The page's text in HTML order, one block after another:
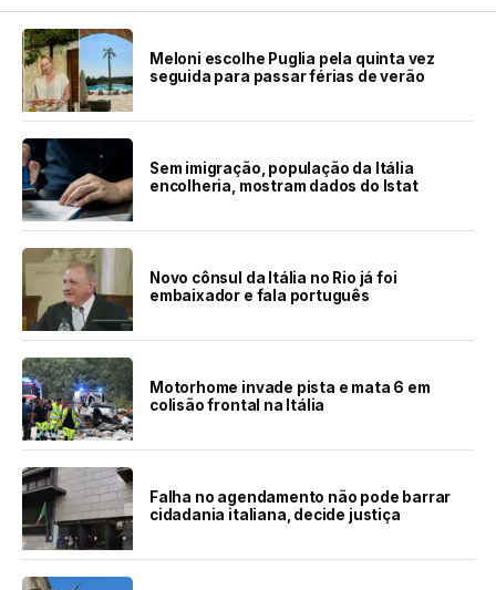
Meloni escolhe Puglia pela quinta vez
seguida para passar férias de verão
Sem imigração, população da Itália
encolheria, mostram dados do Istat
Novo cônsul da Itália no Rio já foi
embaixador e fala português
Motorhome invade pista e mata 6 em
colisão frontal na Itália
Falha no agendamento não pode barrar
cidadania italiana, decide justiça